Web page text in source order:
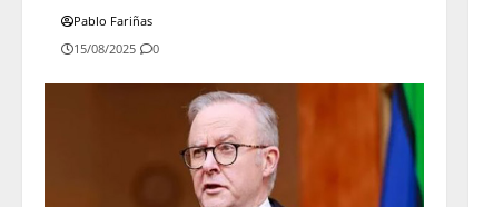
Pablo Fariñas
15/08/2025
0